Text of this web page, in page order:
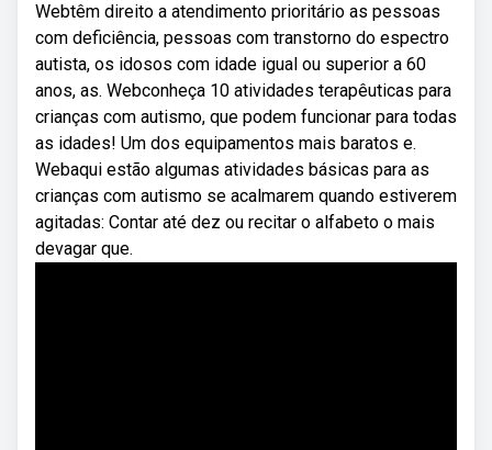
Webtêm direito a atendimento prioritário as pessoas
com deficiência, pessoas com transtorno do espectro
autista, os idosos com idade igual ou superior a 60
anos, as. Webconheça 10 atividades terapêuticas para
crianças com autismo, que podem funcionar para todas
as idades! Um dos equipamentos mais baratos e.
Webaqui estão algumas atividades básicas para as
crianças com autismo se acalmarem quando estiverem
agitadas: Contar até dez ou recitar o alfabeto o mais
devagar que.